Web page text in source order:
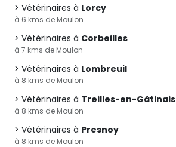
Vétérinaires à Lorcy
à 6 kms de Moulon
Vétérinaires à Corbeilles
à 7 kms de Moulon
Vétérinaires à Lombreuil
à 8 kms de Moulon
Vétérinaires à Treilles-en-Gâtinais
à 8 kms de Moulon
Vétérinaires à Presnoy
à 8 kms de Moulon